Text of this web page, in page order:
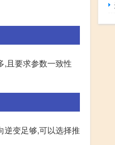
,且要求参数一致性
逆变足够,可以选择推